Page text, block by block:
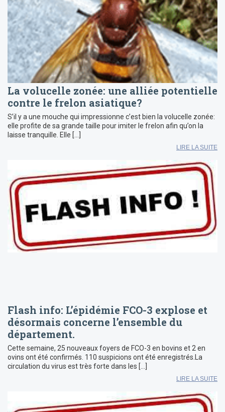
La volucelle zonée: une alliée potentielle
contre le frelon asiatique?
S’il y a une mouche qui impressionne c’est bien la volucelle zonée:
elle profite de sa grande taille pour imiter le frelon afin qu’on la
laisse tranquille. Elle […]
LIRE LA SUITE
Flash info: L’épidémie FCO-3 explose et
désormais concerne l’ensemble du
département.
Cette semaine, 25 nouveaux foyers de FCO-3 en bovins et 2 en
ovins ont été confirmés. 110 suspicions ont été enregistrés.La
circulation du virus est très forte dans les […]
LIRE LA SUITE